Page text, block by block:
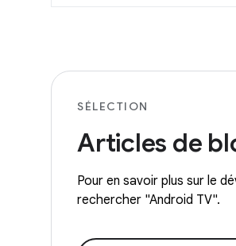
SÉLECTION
Articles de
Pour en savoir plus sur le
rechercher "Android TV".